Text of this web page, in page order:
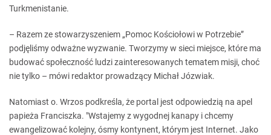
Turkmenistanie.
– Razem ze stowarzyszeniem „Pomoc Kościołowi w Potrzebie”
podjęliśmy odważne wyzwanie. Tworzymy w sieci miejsce, które ma
budować społeczność ludzi zainteresowanych tematem misji, choć
nie tylko – mówi redaktor prowadzący Michał Józwiak.
Natomiast o. Wrzos podkreśla, że portal jest odpowiedzią na apel
papieża Franciszka. "Wstajemy z wygodnej kanapy i chcemy
ewangelizować kolejny, ósmy kontynent, którym jest Internet. Jako